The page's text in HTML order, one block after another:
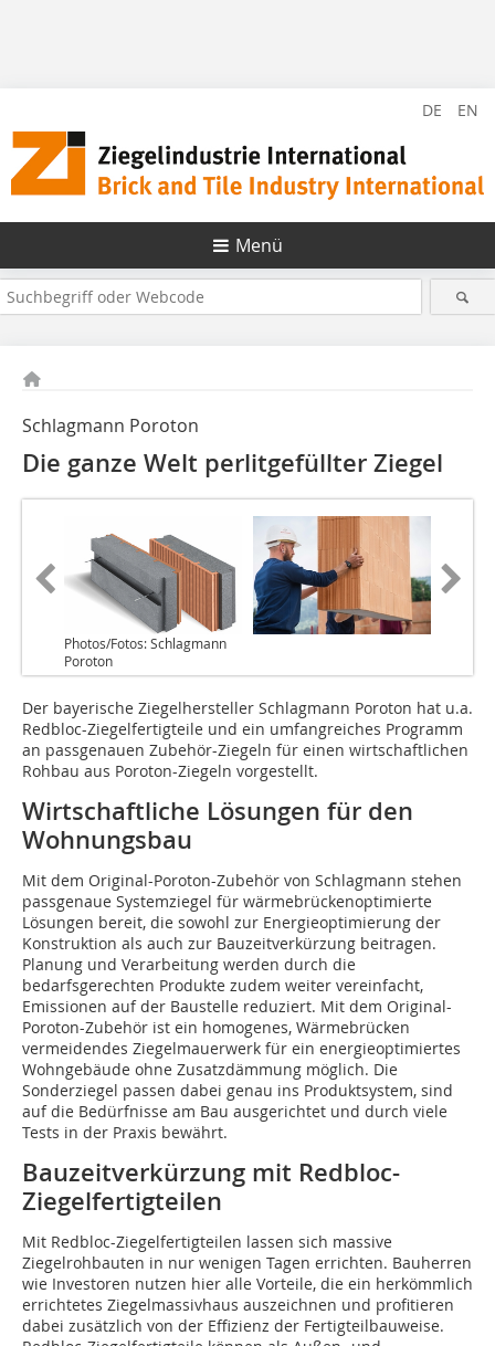
DE EN
Menü
Schlagmann Poroton
Die ganze Welt perlitgefüllter Ziegel
Photos/Fotos: Schlagmann
Poroton
Der bayerische Ziegelhersteller Schlagmann Poroton hat u.a.
Redbloc-Ziegelfertigteile und ein umfangreiches Programm
an passgenauen Zubehör-Ziegeln für einen wirtschaftlichen
Rohbau aus Poroton-Ziegeln vorgestellt.
Wirtschaftliche Lösungen für den
Wohnungsbau
Mit dem Original-Poroton-Zubehör von Schlagmann stehen
passgenaue Systemziegel für wärmebrückenoptimierte
Lösungen bereit, die sowohl zur Energieoptimierung der
Konstruktion als auch zur Bauzeitverkürzung beitragen.
Planung und Verarbeitung werden durch die
bedarfsgerechten Produkte zudem weiter vereinfacht,
Emissionen auf der Baustelle reduziert. Mit dem Original-
Poroton-Zubehör ist ein homogenes, Wärmebrücken
vermeidendes Ziegelmauerwerk für ein energieoptimiertes
Wohngebäude ohne Zusatzdämmung möglich. Die
Sonderziegel passen dabei genau ins Produktsystem, sind
auf die Bedürfnisse am Bau ausgerichtet und durch viele
Tests in der Praxis bewährt.
Bauzeitverkürzung mit Redbloc-
Ziegelfertigteilen
Mit Redbloc-Ziegelfertigteilen lassen sich massive
Ziegelrohbauten in nur wenigen Tagen errichten. Bauherren
wie Investoren nutzen hier alle Vorteile, die ein herkömmlich
errichtetes Ziegelmassivhaus auszeichnen und profitieren
dabei zusätzlich von der Effizienz der Fertigteilbauweise.